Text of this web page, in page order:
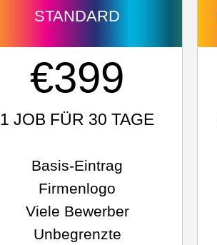
STANDARD
Basis-Eintrag
Firmenlogo
Viele Bewerber
Unbegrenzte
€399
1 JOB FÜR 30 TAGE